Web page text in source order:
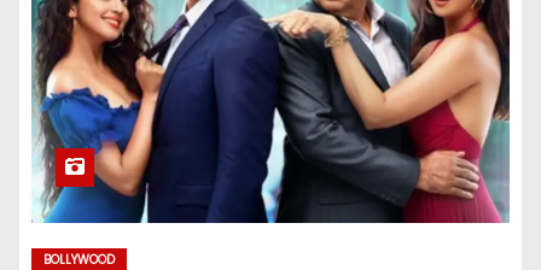
BOLLYWOOD